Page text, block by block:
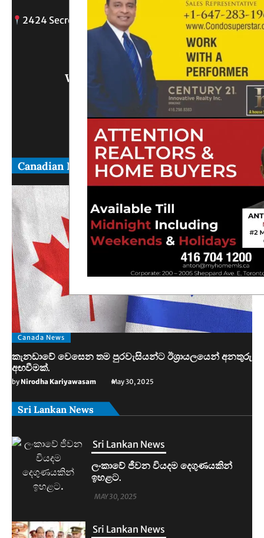
2424 Secreto drive, Oshawa, ON
info@
Write Us What You Think
Canadian News
Canada News
කැනඩාවේ වෙසෙන තම පුරවැසියන්ට ඊශ්‍රායලයෙන් අනතුරු
අඟවීමක්.
by Nirodha Kariyawasam May 30, 2025
Sri Lankan News
Sri Lankan News
මහින්දානන්දට 20යි. නලින්ට 25යි.
දෙන්නම හිරේට.
MAY 30, 2025